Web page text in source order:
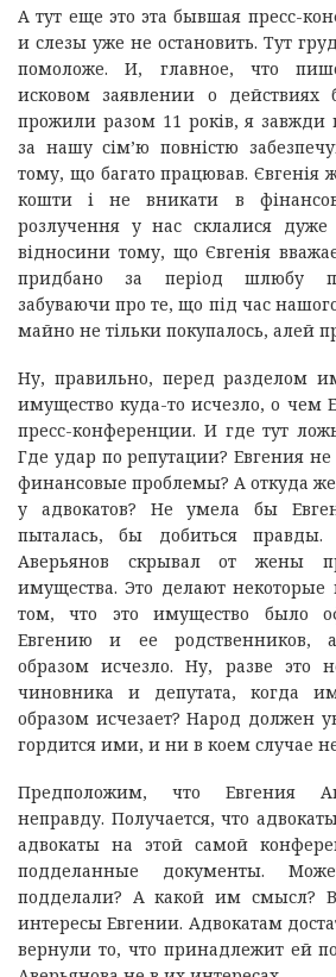
А тут еще это эта бывшая пресс-
и слезы уже не остановить. Тут
помоложе. И, главное, что
исковом заявлении о
прожили разом 11 років, я завжди
за нашу сім’ю повністю
тому, що багато працював. Євгенія
кошти і не вникати в
розлучення у нас склалися дуже
відносини тому, що Євгенія
придбано за період шлюбу
забуваючи про те, що під час
майно не тільки покупалось, алей
Ну, правильно, перед разделом
имущество куда-то исчезло, о чем
пресс-конференции. И где тут
Где удар по репутации? Евгения
финансовые проблемы? А откуда же
у адвокатов? Не умела бы
пыталась, бы добиться
Аверьянов скрывал от жены
имущества. Это делают
том, что это имущество было
Евгению и ее родственников,
образом исчезло. Ну, разве это
чиновника и депутата, когда
образом исчезает? Народ должен
гордится ими, и ни в коем случае
Предположим, что Евгения
неправду. Получается, что
адвокаты на этой самой
подделанные документы.
подделали? А какой им смысл?
интересы Евгении. Адвокатам
вернули то, что принадлежит ей